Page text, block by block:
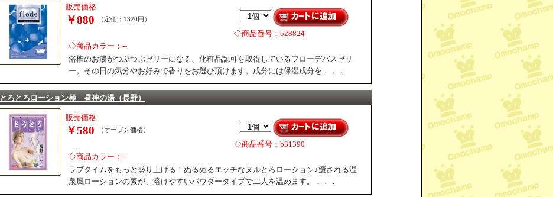
販売価格
￥880 （定価：1320円）
◇商品番号：b28824
◇商品カラー：--
浴槽のお湯がつぶつぶゼリーになる、化粧品認可を取得しているフローデバスゼリ
ー。その日の気分やお好みで香りをお選び頂けます。成分には保湿成分を．．．
とろとろローション極 昼神の湯（長野）
販売価格
￥580 （オープン価格）
◇商品番号：b31390
◇商品カラー：--
ラブタイムをもっと盛り上げる！ぬるぬるエッチなヌルとろローション♪癒される温
泉風ローションの素が、溶けやすいパウダータイプで二人を温めます。．．．